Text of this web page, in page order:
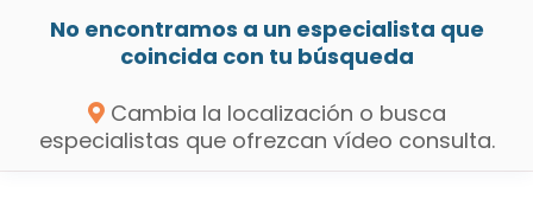
No encontramos a un especialista que
coincida con tu búsqueda
Cambia la localización o busca
especialistas que ofrezcan vídeo consulta.